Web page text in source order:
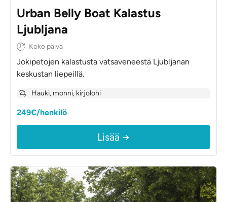
Urban Belly Boat Kalastus
Ljubljana
Koko päivä
Jokipetojen kalastusta vatsaveneestä Ljubljanan
keskustan liepeillä.
Hauki, monni, kirjolohi
249€/henkilö
Lisää →